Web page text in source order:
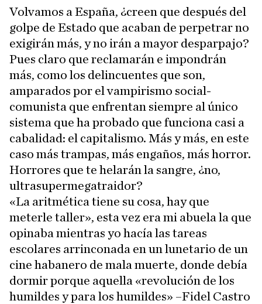
Volvamos a España, ¿creen que después del
golpe de Estado que acaban de perpetrar no
exigirán más, y no irán a mayor desparpajo?
Pues claro que reclamarán e impondrán
más, como los delincuentes que son,
amparados por el vampirismo social-
comunista que enfrentan siempre al único
sistema que ha probado que funciona casi a
cabalidad: el capitalismo. Más y más, en este
caso más trampas, más engaños, más horror.
Horrores que te helarán la sangre, ¿no,
ultrasupermegatraidor?
«La aritmética tiene su cosa, hay que
meterle taller», esta vez era mi abuela la que
opinaba mientras yo hacía las tareas
escolares arrinconada en un lunetario de un
cine habanero de mala muerte, donde debía
dormir porque aquella «revolución de los
humildes y para los humildes» –Fidel Castro